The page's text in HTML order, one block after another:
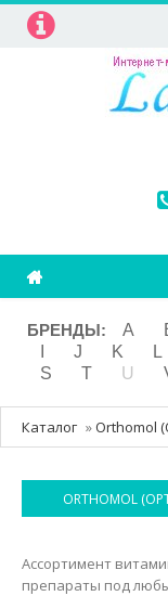
Ароматерапия
Витамины
Детям и мамам
Косметика
Маникюр и
БРЕНДЫ: A
J K L
S
T U
Каталог »Orthomol
ORTHOMOL
Ассортимент
препараты под